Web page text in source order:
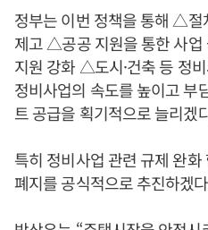
정부는 이번 정책을 통해 △절
제고 △공공 지원을 통한 사
지원 강화 △도시·건축 등 정
정비사업의 속도를 높이고 부
트 공급을 획기적으로 늘리겠
특히 정비사업 관련 규제 완
폐지를 공식적으로 추진하겠